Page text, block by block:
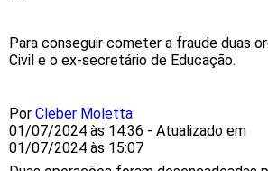
Para conseguir cometer a fraude duas
Civil e o ex-secretário de Educação.
Por Cleber Moletta
01/07/2024 às 14:36 - Atualizado em
01/07/2024 às 15:07